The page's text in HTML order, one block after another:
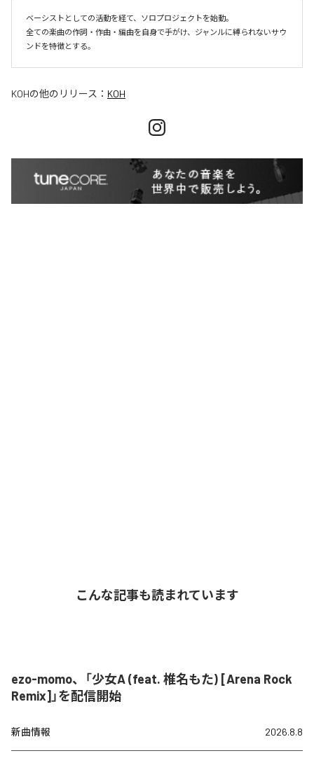
ベーシストとしての活動を経て、ソロプロジェクトを始動。
全ての楽曲の作詞・作曲・編曲を自身で手がけ、ジャンルに縛られないサウ
ンドを特徴とする。
KOHの他のリリース： KOH
こんな記事も読まれています
ezo-momo、「少女A (feat. 椎名もた) [Arena Rock
Remix]」を配信開始
新曲情報 2026.8.8